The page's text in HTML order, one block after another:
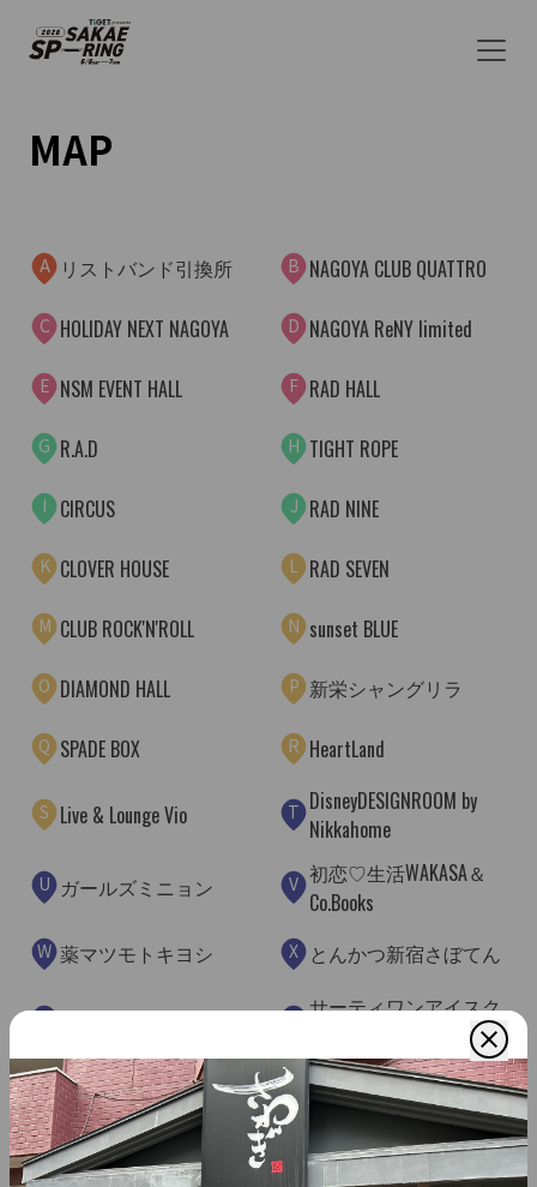
MAP
AD
AJ
AR
A リストバンド引換所 B NAGOYA CLUB QUATTRO
C HOLIDAY NEXT NAGOYA D NAGOYA ReNY limited
E NSM EVENT HALL F RAD HALL
G R.A.D H TIGHT ROPE
I CIRCUS J RAD NINE
K CLOVER HOUSE L RAD SEVEN
M CLUB ROCK'N'ROLL N sunset BLUE
O DIAMOND HALL P 新栄シャングリラ
Q SPADE BOX R HeartLand
S Live & Lounge Vio T DisneyDESIGNROOM by
Nikkahome
U ガールズミニョン V 初恋♡生活WAKASA＆
Co.Books
W 薬マツモトキヨシ X とんかつ新宿さぼてん
Y にぎりの徳兵衛 Z サーティワンアイスク
AA たこ勝 AB
AOI CELESTIE COFFEE
ROASTERY
AC RANDOM AD 古着＆新品バンドTシ